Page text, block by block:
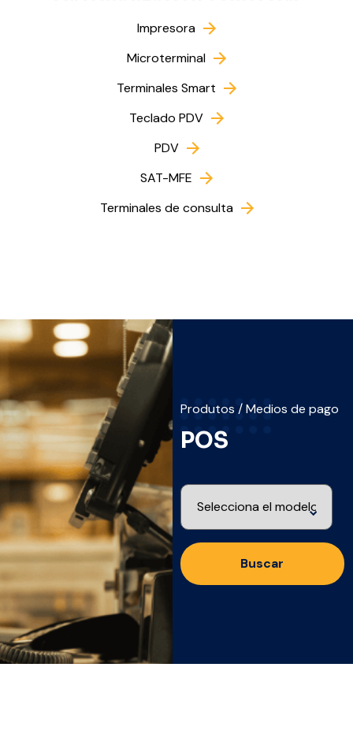
Impresora
Microterminal
Terminales Smart
Teclado PDV
PDV
SAT-MFE
Terminales de consulta
Produtos / Medios de pago
POS
Buscar